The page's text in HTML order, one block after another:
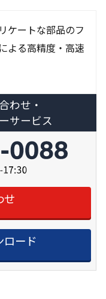
ケートな部品のフ
よる高精度・高速
わせ・
サービス
せ
ロード